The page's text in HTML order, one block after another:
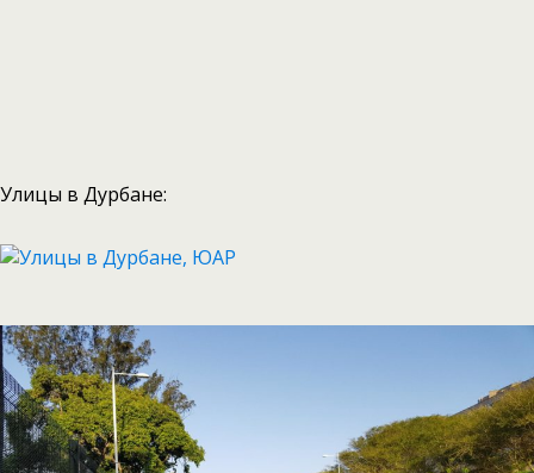
Улицы в Дурбане: